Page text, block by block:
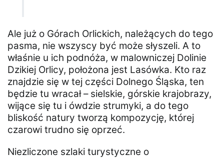
Ale już o Górach Orlickich, należących do tego
pasma, nie wszyscy być może słyszeli. A to
właśnie u ich podnóża, w malowniczej Dolinie
Dzikiej Orlicy, położona jest Lasówka. Kto raz
znajdzie się w tej części Dolnego Śląska, ten
będzie tu wracał – sielskie, górskie krajobrazy,
wijące się tu i ówdzie strumyki, a do tego
bliskość natury tworzą kompozycję, której
czarowi trudno się oprzeć.
Niezliczone szlaki turystyczne o